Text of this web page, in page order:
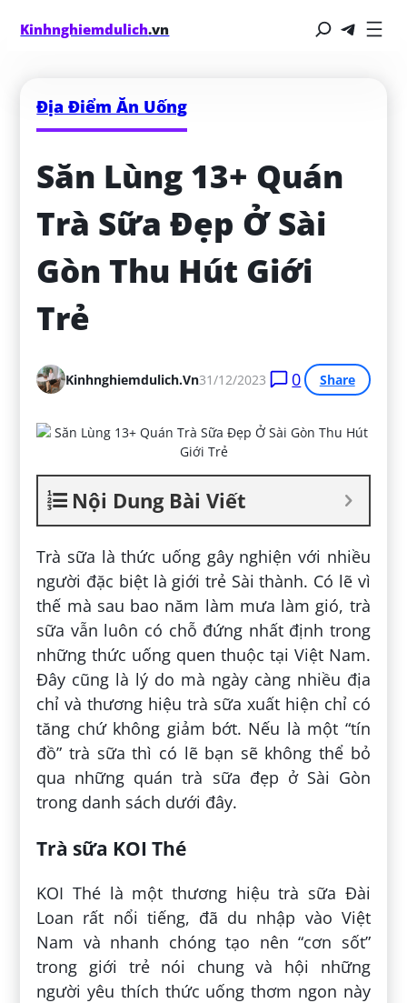
Kinhnghiemdulich.vn
Địa Điểm Ăn Uống
Săn Lùng 13+ Quán
Trà Sữa Đẹp Ở Sài
Gòn Thu Hút Giới
Trẻ
Kinhnghiemdulich.vn31/12/2023 0 Share
Nội Dung Bài Viết
Trà sữa là thức uống gây nghiện với nhiều
người đặc biệt là giới trẻ Sài thành. Có lẽ vì
thế mà sau bao năm làm mưa làm gió, trà
sữa vẫn luôn có chỗ đứng nhất định trong
những thức uống quen thuộc tại Việt Nam.
Đây cũng là lý do mà ngày càng nhiều địa
chỉ và thương hiệu trà sữa xuất hiện chỉ có
tăng chứ không giảm bớt. Nếu là một “tín
đồ” trà sữa thì có lẽ bạn sẽ không thể bỏ
qua những quán trà sữa đẹp ở Sài Gòn
trong danh sách dưới đây.
Trà sữa KOI Thé
KOI Thé là một thương hiệu trà sữa Đài
Loan rất nổi tiếng, đã du nhập vào Việt
Nam và nhanh chóng tạo nên “cơn sốt”
trong giới trẻ nói chung và hội những
người yêu thích thức uống thơm ngon này